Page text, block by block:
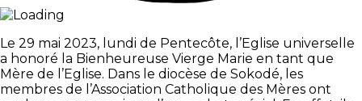
Le 29 mai 2023, lundi de Pentecôte, l’Eglise universelle
a honoré la Bienheureuse Vierge Marie en tant que
Mère de l’Eglise. Dans le diocèse de Sokodé, les
membres de l’Association Catholique des Mères ont